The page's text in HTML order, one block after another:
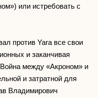
или истребовать с
против Yara все свои
и заканчивая
между «Акроном» и
и затратной для
Владимирович